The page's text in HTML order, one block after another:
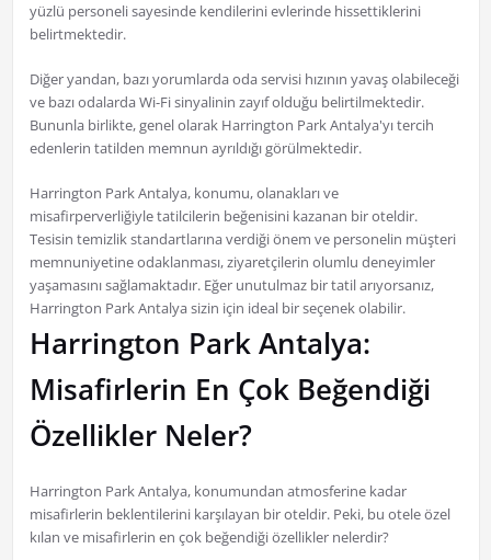
yüzlü personeli sayesinde kendilerini evlerinde hissettiklerini
belirtmektedir.
Diğer yandan, bazı yorumlarda oda servisi hızının yavaş olabileceği
ve bazı odalarda Wi-Fi sinyalinin zayıf olduğu belirtilmektedir.
Bununla birlikte, genel olarak Harrington Park Antalya'yı tercih
edenlerin tatilden memnun ayrıldığı görülmektedir.
Harrington Park Antalya, konumu, olanakları ve
misafirperverliğiyle tatilcilerin beğenisini kazanan bir oteldir.
Tesisin temizlik standartlarına verdiği önem ve personelin müşteri
memnuniyetine odaklanması, ziyaretçilerin olumlu deneyimler
yaşamasını sağlamaktadır. Eğer unutulmaz bir tatil arıyorsanız,
Harrington Park Antalya sizin için ideal bir seçenek olabilir.
Harrington Park Antalya:
Misafirlerin En Çok Beğendiği
Özellikler Neler?
Harrington Park Antalya, konumundan atmosferine kadar
misafirlerin beklentilerini karşılayan bir oteldir. Peki, bu otele özel
kılan ve misafirlerin en çok beğendiği özellikler nelerdir?